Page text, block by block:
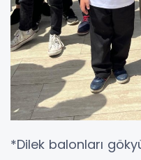
*Dilek balonları